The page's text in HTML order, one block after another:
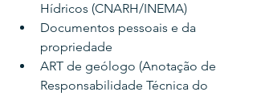
Hídricos (CNARH/INEMA)
Documentos pessoais e da
propriedade
ART de geólogo (Anotação de
Responsabilidade Técnica do